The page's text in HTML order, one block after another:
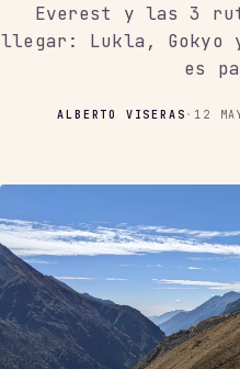
Everest y las 3
llegar: Lukla, Gokyo
es
ALBERTO VISERAS · 12